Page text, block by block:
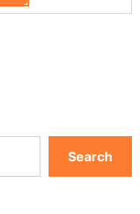
Search